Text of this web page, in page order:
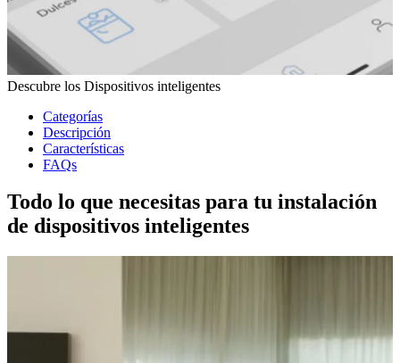
Descubre los Dispositivos inteligentes
Categorías
Descripción
Características
FAQs
Todo lo que necesitas para tu instalación
de dispositivos inteligentes